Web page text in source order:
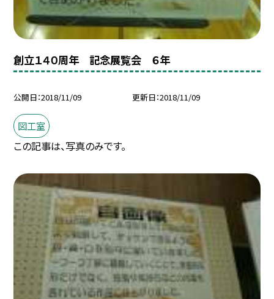
創立１４０周年 記念展覧会 ６年
公開日 2018/11/09 更新日 2018/11/09
図工室
この記事は、写真のみです。